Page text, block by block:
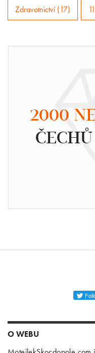
Zdravotnictví (17)
2000
O WEBU